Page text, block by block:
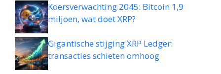
Koersverwachting 2045: Bitcoin 1,9
miljoen, wat doet XRP?
Gigantische stijging XRP Ledger:
transacties schieten omhoog